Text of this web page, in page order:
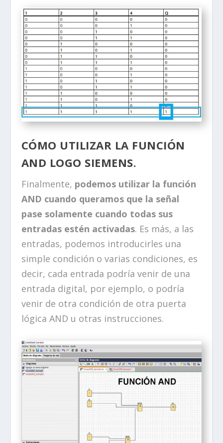
CÓMO UTILIZAR LA FUNCIÓN
AND LOGO SIEMENS.
Finalmente, podemos utilizar la función
AND cuando queramos que la señal
pase solamente cuando todas sus
entradas estén activadas. Es más, a las
entradas, podemos introducirles una
simple condición o varias condiciones, es
decir, cada entrada podría venir de una
entrada digital, por ejemplo, o podría
venir de otra condición de otra puerta
lógica AND u otras instrucciones.